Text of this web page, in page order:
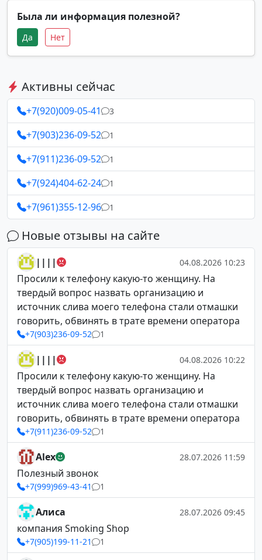
Была ли информация полезной?
Да Нет
Активны сейчас
+7(920)009-05-41 3
+7(903)236-09-52 1
+7(911)236-09-52 1
+7(924)404-62-24 1
+7(961)355-12-96 1
Новые отзывы на сайте
|||| 04.08.2026 10:23
Просили к телефону какую-то женщину. На
твердый вопрос назвать организацию и
источник слива моего телефона стали отмашки
говорить, обвинять в трате времени оператора
+7(903)236-09-52 1
|||| 04.08.2026 10:22
Просили к телефону какую-то женщину. На
твердый вопрос назвать организацию и
источник слива моего телефона стали отмашки
говорить, обвинять в трате времени оператора
+7(911)236-09-52 1
Alex 28.07.2026 11:59
Полезный звонок
+7(999)969-43-41 1
Алиса 28.07.2026 09:45
компания Smoking Shop
+7(905)199-11-21 1